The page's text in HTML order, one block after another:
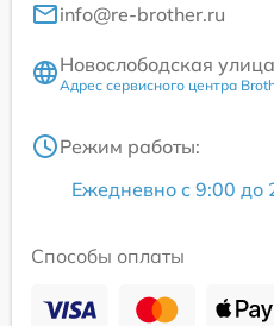
info@re-brother.ru
Новослободская
Адрес сервисного центра
Режим работы:
Ежедневно с 9:00 до
Способы оплаты